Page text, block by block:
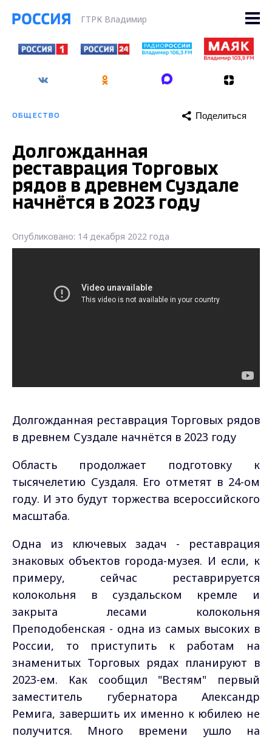
ГТРК Владимир
ОБЩЕСТВО Поделиться
Долгожданная
реставрация Торговых
рядов в древнем Суздале
начнётся в 2023 году
Опубликовано: 14 декабря 2022 года
Долгожданная реставрация Торговых рядов
в древнем Суздале начнётся в 2023 году
Область продолжает подготовку к
тысячелетию Суздаля. Его отметят в 24-ом
году. И это будут торжества всероссийского
масштаба.
Одна из ключевых задач - реставрация
знаковых объектов города-музея. И если, к
примеру, сейчас реставрируется
колокольня в суздальском кремле и
закрыта лесами колокольня
Преподобенская - одна из самых высоких в
России, то приступить к работам на
знаменитых Торговых рядах планируют в
2023-ем. Как сообщил "Вестям" первый
заместитель губернатора Александр
Ремига, завершить их именно к юбилею не
получится. Много времени ушло на